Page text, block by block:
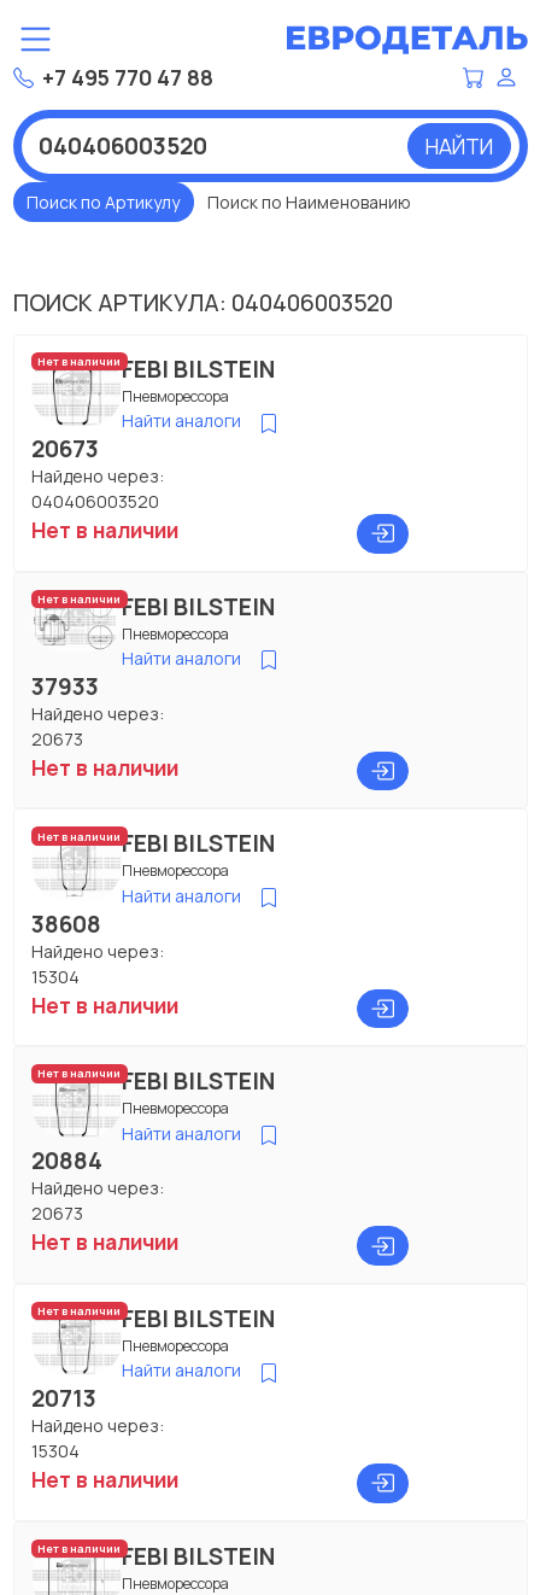
+7 495 770 47 88
НАЙТИ
Поиск по Артикулу Поиск по Наименованию
ПОИСК АРТИКУЛА: 040406003520
Нет в наличииFEBI BILSTEIN
Пневморессора
Найти аналоги
20673
Найдено через:
040406003520
Нет в наличии
Нет в наличииFEBI BILSTEIN
Пневморессора
Найти аналоги
37933
Найдено через:
20673
Нет в наличии
Нет в наличииFEBI BILSTEIN
Пневморессора
Найти аналоги
38608
Найдено через:
15304
Нет в наличии
Нет в наличииFEBI BILSTEIN
Пневморессора
Найти аналоги
20884
Найдено через:
20673
Нет в наличии
Нет в наличииFEBI BILSTEIN
Пневморессора
Найти аналоги
20713
Найдено через:
15304
Нет в наличии
Нет в наличииFEBI BILSTEIN
Пневморессора